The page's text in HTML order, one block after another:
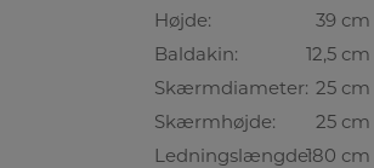
Højde:
39 cm
Baldakin:
12,5 cm
Skærmdiameter: 25 cm
Skærmhøjde:
25 cm
Ledningslængde:180 cm